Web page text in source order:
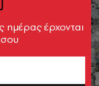
έρχονται